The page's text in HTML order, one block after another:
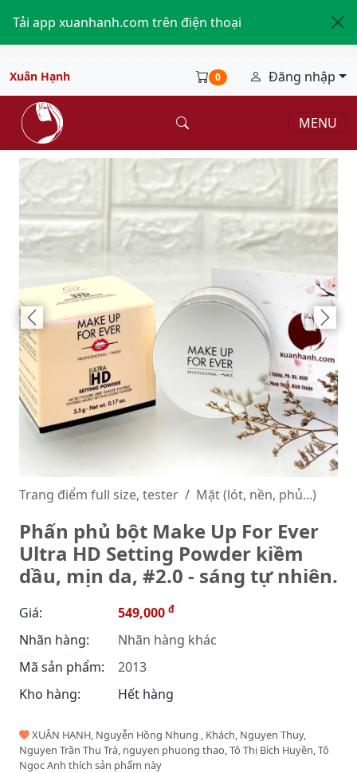
Tải app xuanhanh.com trên điện thoại
Xuân Hạnh 0 Đăng nhập
MENU
Trang điểm full size, tester Mặt (lót, nền, phủ...)
Phấn phủ bột Make Up For Ever
Ultra HD Setting Powder kiềm
dầu, mịn da, #2.0 - sáng tự nhiên.
Giá: 549,000 đ
Nhãn hàng:
Nhãn hàng khác
Mã sản phẩm:
2013
Kho hàng:
Hết hàng
XUÂN HẠNH, Nguyễn Hồng Nhung , Khách, Nguyen Thuy,
Nguyen Trần Thu Trà, nguyen phuong thao, Tô Thị Bích Huyền, Tô
Ngọc Anh thích sản phẩm này